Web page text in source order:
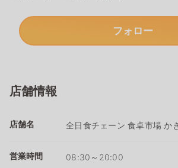
フォロー
店舗情報
店舗名 全日食チェーン 食卓市場 か
営業時間 08:30～20:00